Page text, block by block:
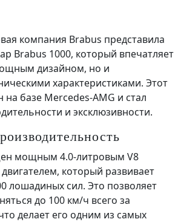
компания Brabus представила
Brabus 1000, который впечатляет
дизайном, но и
характеристиками. Этот
базе Mercedes-AMG и стал
и эксклюзивности.
мощным 4.0-литровым V8
который развивает
лошадиных сил. Это позволяет
до 100 км/ч всего за
делает его одним из самых